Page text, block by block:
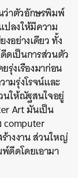
ว่าตัวอักษรพิมพ์
ปลงให้มีความ
อย่างเดียว ทั้ง
เป็นการส่วนตัว
รุ่งเรืองมาก่อน
มรุ่งโรจน์และ
นให้ณัฐสนใจอยู่
Art มันเป็น
computer
างงาน ส่วนใหญ่
ดีดโดยเอามา